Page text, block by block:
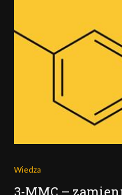
Wiedza
3-MMC –